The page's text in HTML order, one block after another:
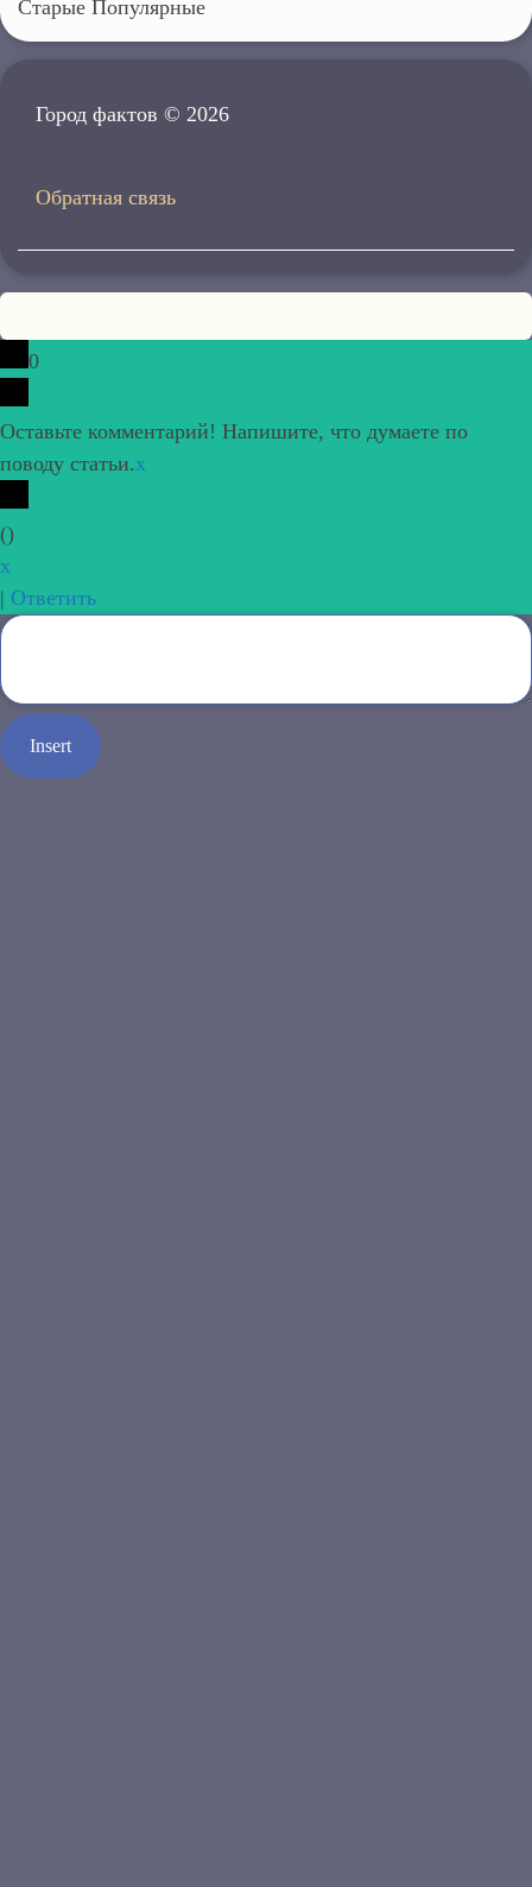
Старые Популярные
Город фактов © 2026
Обратная связь
0
Оставьте комментарий! Напишите, что думаете по
поводу статьи.x
()
x
| Ответить
Insert